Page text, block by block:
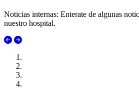
Noticias internas: Enterate de algunas
nuestro hospital.